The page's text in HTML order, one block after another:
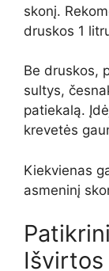
skonį.
druskos 1
Be druskos,
sultys,
patiekalą.
krevetės
Kiekvienas
asmeninį
Išvirtos